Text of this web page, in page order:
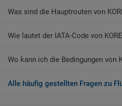
Was sind die Hauptrouten von
Wie lautet der IATA-Code von
Wo kann ich die Bedingungen von
Alle häufig gestellten Fragen zu